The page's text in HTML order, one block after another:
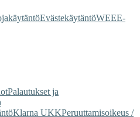
EvästekäytäntöWEEE-
Palautukset ja
Klarna UKKPeruuttamisoikeus /